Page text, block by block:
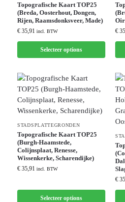
Topografische Kaart TOP25
(Breda, Oosterhout, Dongen,
Rijen, Raamsdonksveer, Made)
€ 35,91 incl. BTW
Selecteer options
€
STADSPLATTEGRONDEN
Topografische Kaart TOP25
(Burgh-Haamstede,
Colijnsplaat, Renesse,
Wissenkerke, Scharendijke)
€ 35,91 incl. BTW
Selecteer options
€